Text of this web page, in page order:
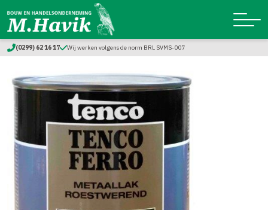
(0299) 62 16 17 Wij werken volgens de norm BRL SVMS-007